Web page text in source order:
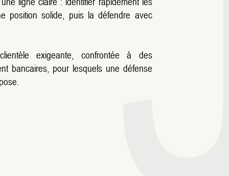
position solide, puis la défendre avec
exigeante, confrontée à des
bancaires, pour lesquels une défense